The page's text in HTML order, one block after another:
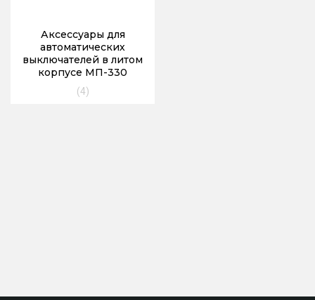
Аксессуары для
автоматических
выключателей в литом
корпусе МП-330
(4)